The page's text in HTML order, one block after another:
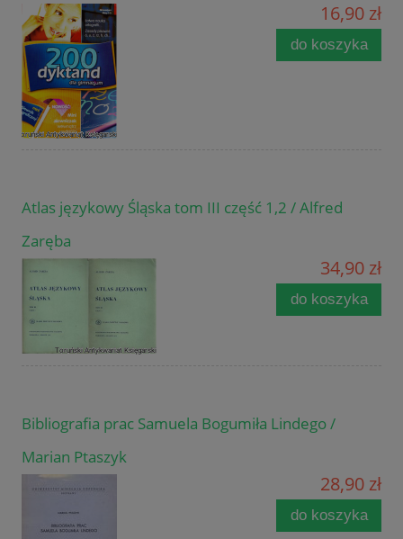
16,90 zł
do koszyka
Atlas językowy Śląska tom III część 1,2 / Alfred
Zaręba
34,90 zł
do koszyka
Bibliografia prac Samuela Bogumiła Lindego /
Marian Ptaszyk
28,90 zł
do koszyka